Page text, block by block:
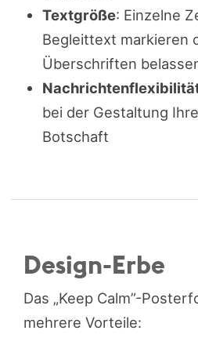
Textgröße: Einzelne
Begleittext markieren
Überschriften
bei der Gestaltung
Botschaft
Design-Erbe
Das „Keep Calm”-
mehrere Vorteile: